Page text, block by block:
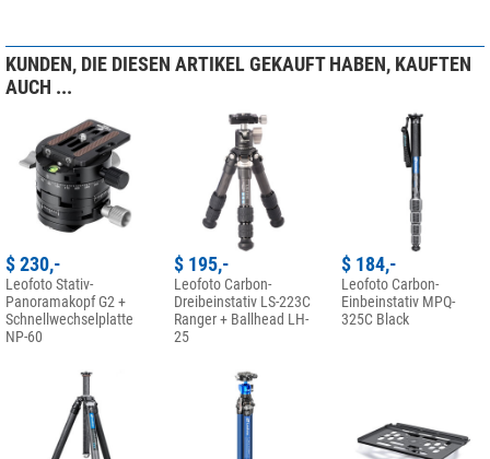
KUNDEN, DIE DIESEN ARTIKEL GEKAUFT HABEN, KAUFTEN
AUCH ...
$ 230,-
Leofoto Stativ-
Panoramakopf G2 +
Schnellwechselplatte
NP-60
$ 195,-
Leofoto Carbon-
Dreibeinstativ LS-223C
Ranger + Ballhead LH-
25
$ 184,-
Leofoto Carbon-
Einbeinstativ MPQ-
325C Black